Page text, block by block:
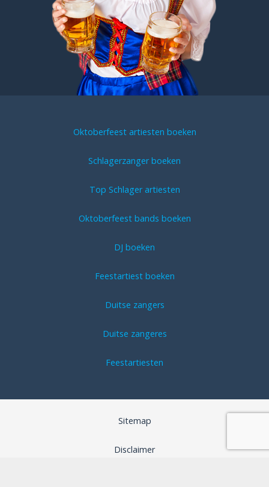
Oktoberfeest artiesten boeken
Schlagerzanger boeken
Top Schlager artiesten
Oktoberfeest bands boeken
DJ boeken
Feestartiest boeken
Duitse zangers
Duitse zangeres
Feestartiesten
Sitemap
Disclaimer